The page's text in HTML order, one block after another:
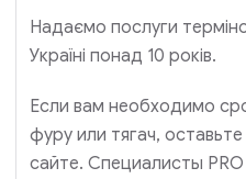
Надаємо послуги
Україні понад 10 років.
Если вам необходимо
фуру или тягач,
сайте. Специалисты